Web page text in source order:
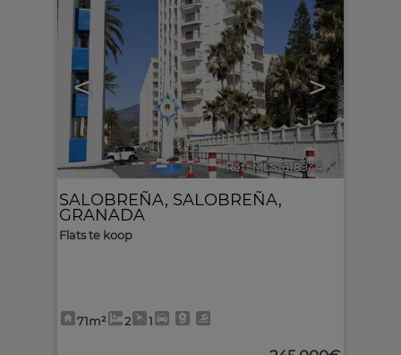
< >
Ref.. MLS-618944 🔗
SALOBREÑA, SALOBREÑA,
GRANADA
Flats te koop
71m² 2 1